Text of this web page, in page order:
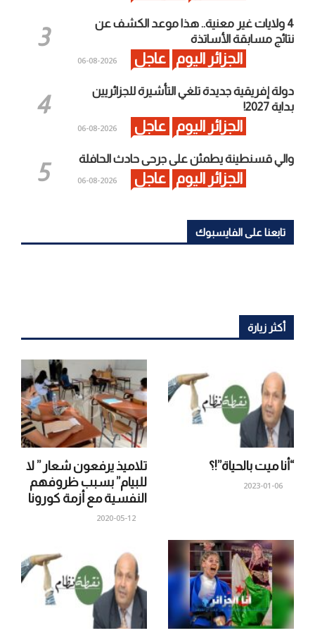
4 ولايات غير معنية.. هذا موعد الكشف عن
نتائج مسابقة الأساتذة
الجزائر اليوم عاجل 2026-08-06
دولة إفريقية جديدة تلغي التأشيرة للجزائريين
بداية 2027!
الجزائر اليوم عاجل 2026-08-06
والي قسنطينة يطمئن على جرحى حادث الحافلة
الجزائر اليوم عاجل 2026-08-06
تابعنا على الفايسبوك
أكثر زيارة
تلاميذ يرفعون شعار ” لا
للبيام” بسبب ظروفهم
النفسية مع أزمة كورونا
2020-05-12
“أنا ميت بالحياة”!؟
2023-01-06